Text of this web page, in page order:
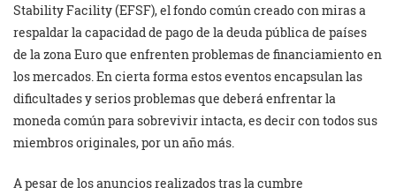
Stability Facility (EFSF), el fondo común creado con miras a
respaldar la capacidad de pago de la deuda pública de países
de la zona Euro que enfrenten problemas de financiamiento en
los mercados. En cierta forma estos eventos encapsulan las
dificultades y serios problemas que deberá enfrentar la
moneda común para sobrevivir intacta, es decir con todos sus
miembros originales, por un año más.
A pesar de los anuncios realizados tras la cumbre